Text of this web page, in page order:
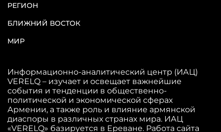
РЕГИОН
БЛИЖНИЙ ВОСТОК
МИР
Информационно-аналитический центр (ИАЦ)
VERELQ – изучает и освещает важнейшие
события и тенденции в общественно-
политической и экономической сферах
Армении, а также роль и влияние армянской
диаспоры в различных странах мира. ИАЦ
«VERELQ» базируется в Ереване. Работа сайта